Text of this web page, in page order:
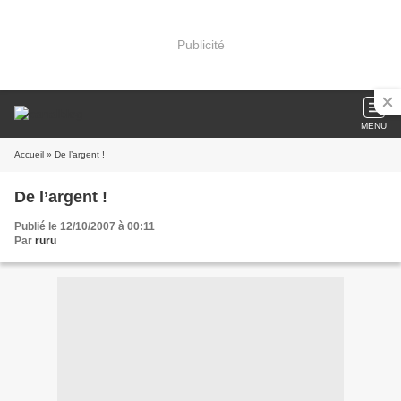
Publicité
MENU
Accueil » De l’argent !
De l’argent !
Publié le 12/10/2007 à 00:11
Par ruru